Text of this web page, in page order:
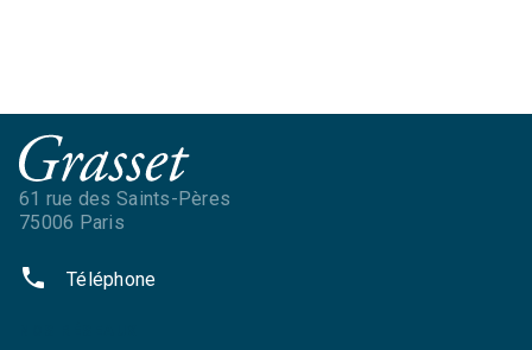
61 rue des Saints-Pères
75006 Paris
phone Téléphone